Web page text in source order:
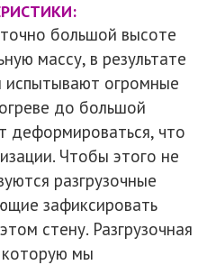
большой высоте
массу, в результате
испытывают огромные
до большой
деформироваться, что
Чтобы этого не
разгрузочные
зафиксировать
стену. Разгрузочная
мы